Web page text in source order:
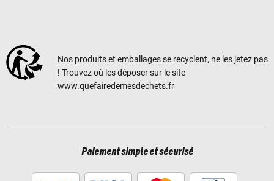
Nos produits et emballages se recyclent, ne les jetez pas
! Trouvez où les déposer sur le site
www.quefairedemesdechets.fr
Paiement simple et sécurisé